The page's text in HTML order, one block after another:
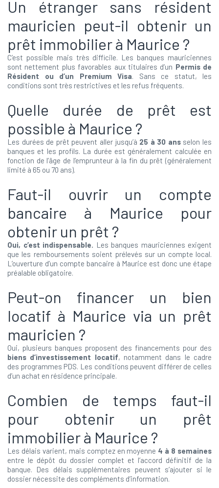
Un étranger sans résident
mauricien peut-il obtenir un
prêt immobilier à Maurice ?
C’est possible mais très difficile. Les banques mauriciennes
sont nettement plus favorables aux titulaires d’un Permis de
Résident ou d’un Premium Visa. Sans ce statut, les
conditions sont très restrictives et les refus fréquents.
Quelle durée de prêt est
possible à Maurice ?
Les durées de prêt peuvent aller jusqu’à 25 à 30 ansselon les
banques et les profils. La durée est généralement calculée en
fonction de l’âge de l’emprunteur à la fin du prêt (généralement
limité à 65 ou 70 ans).
Faut-il ouvrir un compte
bancaire à Maurice pour
obtenir un prêt ?
Oui, c’est indispensable. Les banques mauriciennes exigent
que les remboursements soient prélevés sur un compte local.
L’ouverture d’un compte bancaire à Maurice est donc une étape
préalable obligatoire.
Peut-on financer un bien
locatif à Maurice via un prêt
mauricien ?
Oui, plusieurs banques proposent des financements pour des
biens d’investissement locatif, notamment dans le cadre
des programmes PDS. Les conditions peuvent différer de celles
d’un achat en résidence principale.
Combien de temps faut-il
pour obtenir un prêt
immobilier à Maurice ?
Les délais varient, mais comptez en moyenne 4 à 8 semaines
entre le dépôt du dossier complet et l’accord définitif de la
banque. Des délais supplémentaires peuvent s’ajouter si le
dossier nécessite des compléments d’information.